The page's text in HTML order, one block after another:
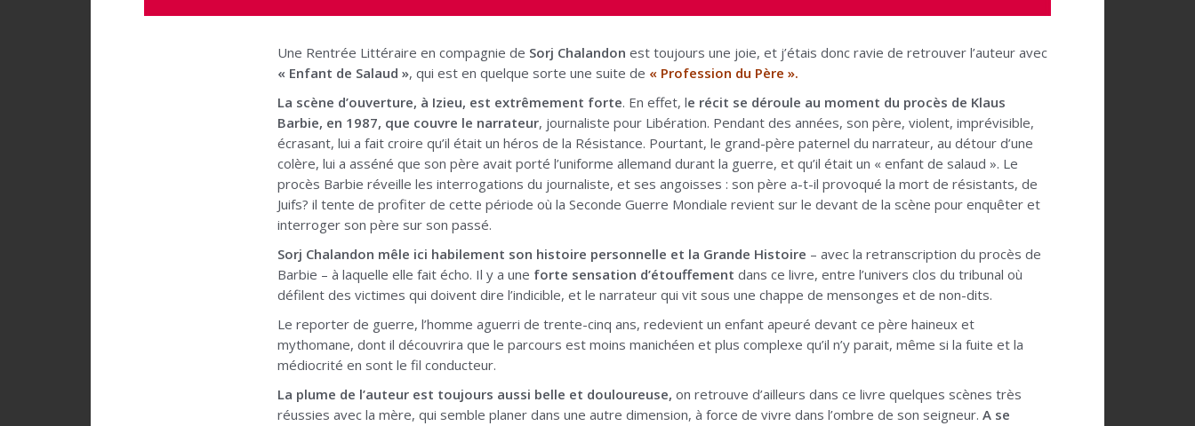
Une Rentrée Littéraire en compagnie de Sorj Chalandon est toujours une joie, et j’étais donc ravie de retrouver l’auteur avec
« Enfant de Salaud », qui est en quelque sorte une suite de « Profession du Père ».
La scène d’ouverture, à Izieu, est extrêmement forte. En effet, le récit se déroule au moment du procès de Klaus
Barbie, en 1987, que couvre le narrateur, journaliste pour Libération. Pendant des années, son père, violent, imprévisible,
écrasant, lui a fait croire qu’il était un héros de la Résistance. Pourtant, le grand-père paternel du narrateur, au détour d’une
colère, lui a asséné que son père avait porté l’uniforme allemand durant la guerre, et qu’il était un « enfant de salaud ». Le
procès Barbie réveille les interrogations du journaliste, et ses angoisses : son père a-t-il provoqué la mort de résistants, de
Juifs? il tente de profiter de cette période où la Seconde Guerre Mondiale revient sur le devant de la scène pour enquêter et
interroger son père sur son passé.
Sorj Chalandon mêle ici habilement son histoire personnelle et la Grande Histoire – avec la retranscription du procès de
Barbie – à laquelle elle fait écho. Il y a une forte sensation d’étouffement dans ce livre, entre l’univers clos du tribunal où
défilent des victimes qui doivent dire l’indicible, et le narrateur qui vit sous une chappe de mensonges et de non-dits.
Le reporter de guerre, l’homme aguerri de trente-cinq ans, redevient un enfant apeuré devant ce père haineux et
mythomane, dont il découvrira que le parcours est moins manichéen et plus complexe qu’il n’y parait, même si la fuite et la
médiocrité en sont le fil conducteur.
La plume de l’auteur est toujours aussi belle et douloureuse, on retrouve d’ailleurs dans ce livre quelques scènes très
réussies avec la mère, qui semble planer dans une autre dimension, à force de vivre dans l’ombre de son seigneur. A se